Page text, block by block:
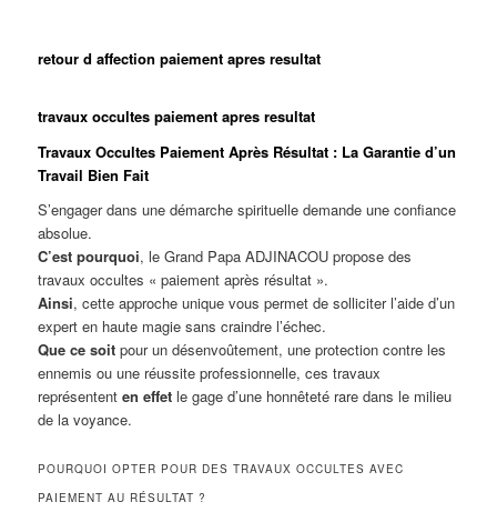
retour d affection paiement apres resultat
travaux occultes paiement apres resultat
Travaux Occultes Paiement Après Résultat : La Garantie d’un
Travail Bien Fait
S’engager dans une démarche spirituelle demande une confiance
absolue.
C’est pourquoi, le Grand Papa ADJINACOU propose des
travaux occultes « paiement après résultat ».
Ainsi, cette approche unique vous permet de solliciter l’aide d’un
expert en haute magie sans craindre l’échec.
Que ce soit pour un désenvoûtement, une protection contre les
ennemis ou une réussite professionnelle, ces travaux
représententen effet le gage d’une honnêteté rare dans le milieu
de la voyance.
POURQUOI OPTER POUR DES TRAVAUX OCCULTES AVEC
PAIEMENT AU RÉSULTAT ?